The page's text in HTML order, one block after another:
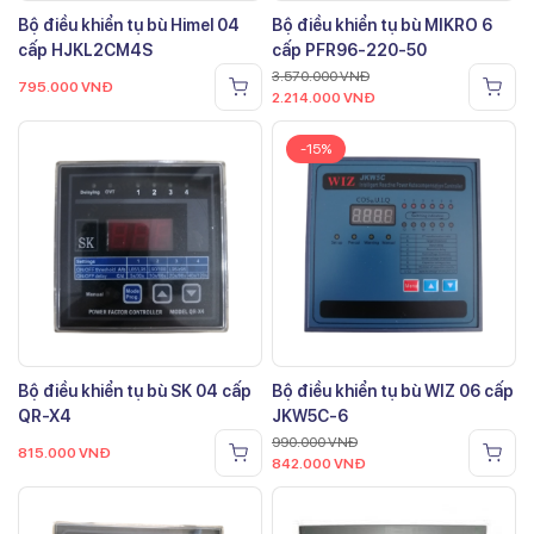
Bộ điều khiển tụ bù Himel 04
cấp HJKL2CM4S
795.000 VNĐ
Bộ điều khiển tụ bù MIKRO 6
cấp PFR96-220-50
3.570.000VNĐ
2.214.000 VNĐ
Bộ điều khiển tụ bù SK 04 cấp
QR-X4
815.000 VNĐ
-15%
Bộ điều khiển tụ bù WIZ 06 cấp
JKW5C-6
990.000VNĐ
842.000 VNĐ